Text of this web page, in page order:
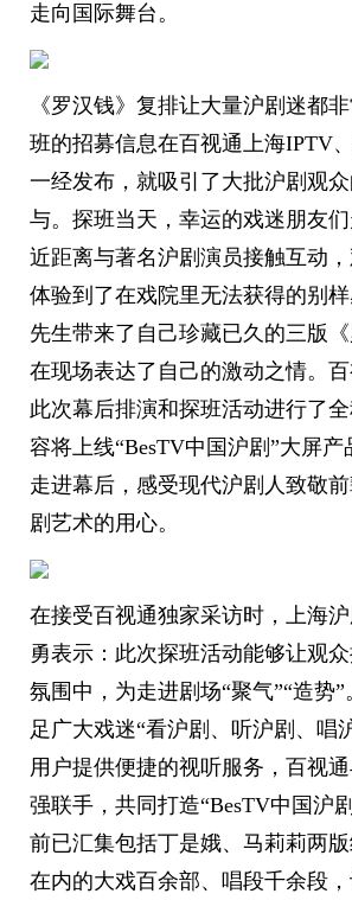
走向国际舞台。
《罗汉钱》复排让大量沪剧迷都
班的招募信息在百视通上海IPTV
一经发布，就吸引了大批沪剧观
与。探班当天，幸运的戏迷朋友们
近距离与著名沪剧演员接触互动，
体验到了在戏院里无法获得的别
先生带来了自己珍藏已久的三版《
在现场表达了自己的激动之情。
此次幕后排演和探班活动进行了
容将上线“BesTV中国沪剧”大屏
走进幕后，感受现代沪剧人致敬
剧艺术的用心。
在接受百视通独家采访时，上海
勇表示：此次探班活动能够让观
氛围中，为走进剧场“聚气”“造势
足广大戏迷“看沪剧、听沪剧、唱
用户提供便捷的视听服务，百视
强联手，共同打造“BesTV中国沪
前已汇集包括丁是娥、马莉莉两版
在内的大戏百余部、唱段千余段